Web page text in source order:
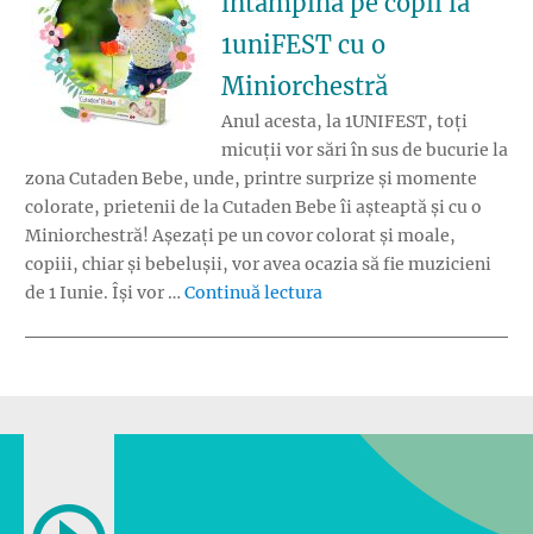
1uniFEST cu o
Miniorchestră
Anul acesta, la 1UNIFEST, toți
micuții vor sări în sus de bucurie la
zona Cutaden Bebe, unde, printre surprize și momente
colorate, prietenii de la Cutaden Bebe îi așteaptă și cu o
Miniorchestră! Așezați pe un covor colorat și moale,
copiii, chiar și bebelușii, vor avea ocazia să fie muzicieni
de 1 Iunie. Își vor … Continuă lectura